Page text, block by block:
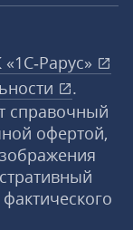
.
справочный
офертой,